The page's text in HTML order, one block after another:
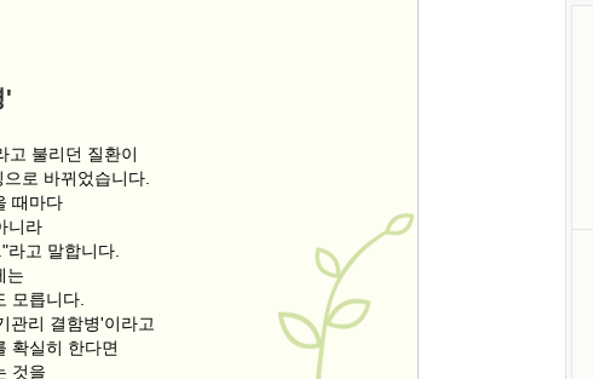
'
고 불리던 질환이
로 바뀌었습니다.
때마다
니라
라고 말합니다.
는
모릅니다.
관리 결함병'이라고
확실히 한다면
것을